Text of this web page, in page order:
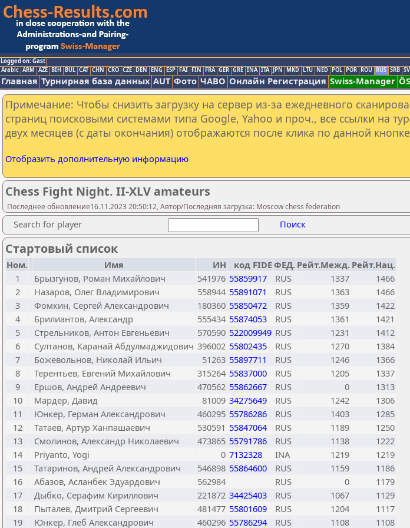
Logged on: Gast
Arabic ARM AZE BIH BUL CAT CHN CRO CZE DEN ENG ESP FAI FIN FRA GER GRE INA ITA JPN MKD LTU NED POL POR ROU RUS SRB
Главная Турнирная база данных AUT Фото ЧАВО Онлайн Регистрация Swiss-Manager
Примечание: Чтобы снизить загрузку на сервер из-за ежедневного
страниц поисковыми системами типа Google, Yahoo и проч., все ссылки на
двух месяцев (с даты окончания) отображаются после клика по данной
Отобразить дополнительную информацию
Chess Fight Night. II-XLV amateurs
Последнее обновление16.11.2023 20:50:12, Автор/Последняя загрузка: Moscow chess federation
Search for player Поиск
Стартовый список
Ном. Имя ИН код FIDEФЕД. Рейт.Межд. Рейт.Нац.
1
Брызгунов, Роман Михайлович 541976 55859917 RUS 1337
1466
2
Назаров, Олег Владимирович 558944 55891071 RUS 1363
1466
3
Фомкин, Сергей Александрович 180360 55850472 RUS 1359
1422
4
Брилиантов, Александр 555434 55874053 RUS 1361
1421
5
Стрельников, Антон Евгеньевич 570590 522009949 RUS 1231
1412
6
Султанов, Каранай Абдулмаджидович 396002 55802435 RUS 1270
1384
7
Божевольнов, Николай Ильич 51263 55897711 RUS 1246
1366
8
Терентьев, Евгений Михайлович 315264 55837000 RUS 1205
1337
9
Ершов, Андрей Андреевич 470562 55862667 RUS 0
1313
10
Мардер, Давид 81009 34275649 RUS 1242
1306
11
Юнкер, Герман Александрович 460295 55786286 RUS 1403
1285
12
Татаев, Артур Ханпашаевич 530591 55847064 RUS 1189
1250
13
Смолинов, Александр Николаевич 473865 55791786 RUS 1138
1222
14
Priyanto, Yogi 0 7132328 INA 1219
1219
15
Татаринов, Андрей Александрович 546898 55864600 RUS 1159
1186
16
Абазов, Асланбек Эдуардович 562984 RUS 0
1179
17
Дыбко, Серафим Кириллович 221872 34425403 RUS 1067
1129
18
Пыталев, Дмитрий Сергеевич 481477 55801609 RUS 1204
1117
19
Юнкер, Глеб Александрович 460296 55786294 RUS 1108 1108